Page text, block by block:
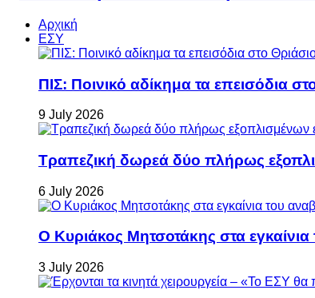
Αρχική
ΕΣΥ
ΠΙΣ: Ποινικό αδίκημα τα επεισόδια
9 July 2026
Τραπεζική δωρεά δύο πλήρως
6 July 2026
Ο Κυριάκος Μητσοτάκης στα
3 July 2026